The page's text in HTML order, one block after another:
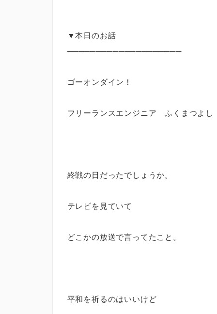
▼本日のお話
────────────────────
ゴーオンダイン！
フリーランスエンジニア ふくまつよ
終戦の日だったでしょうか。
テレビを見ていて
どこかの放送で言ってたこと。
平和を祈るのはいいけど